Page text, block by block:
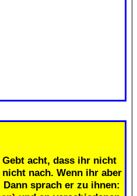
acht, dass ihr nicht
nach. Wenn ihr aber
sprach er zu ihnen: